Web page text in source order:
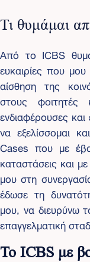
Τι θυμάμαι
Από το ICBS
ευκαιρίες που
αίσθηση της
στους φοιτητές
ενδιαφέρουσες
να εξελίσσομαι
Cases που με
καταστάσεις και
μου στη
έδωσε τη
μου, να διευρύνω
επαγγελματική
To ICBS με